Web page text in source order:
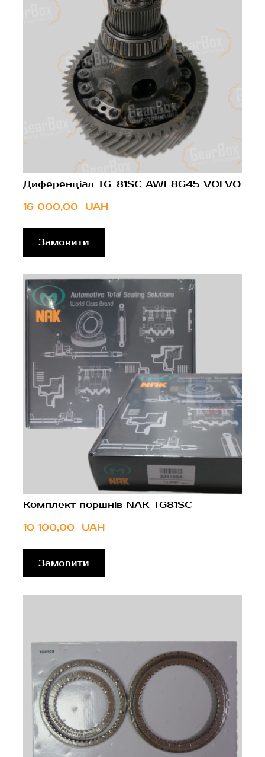
Диференціал TG-81SC AWF8G45 VOLVO
16 000,00  UAH
Замовити
Комплект поршнів NAK TG81SC
10 100,00  UAH
Замовити